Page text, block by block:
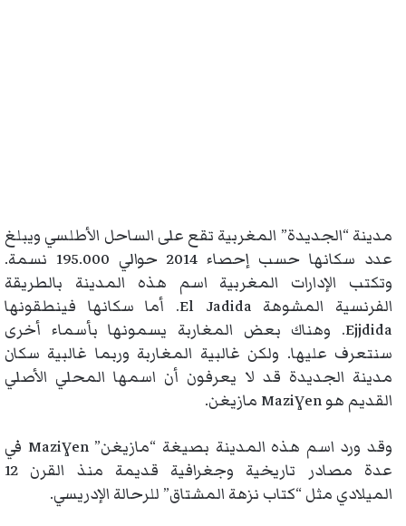
مدينة “الجديدة” المغربية تقع على الساحل الأطلسي ويبلغ
عدد سكانها حسب إحصاء 2014 حوالي 195.000 نسمة.
وتكتب الإدارات المغربية اسم هذه المدينة بالطريقة
الفرنسية المشوهة El Jadida. أما سكانها فينطقونها
Ejjdida. وهناك بعض المغاربة يسمونها بأسماء أخرى
سنتعرف عليها. ولكن غالبية المغاربة وربما غالبية سكان
مدينة الجديدة قد لا يعرفون أن اسمها المحلي الأصلي
القديم هو Maziɣen مازيغن.
وقد ورد اسم هذه المدينة بصيغة “مازيغن” Maziɣen في
عدة مصادر تاريخية وجغرافية قديمة منذ القرن 12
الميلادي مثل “كتاب نزهة المشتاق” للرحالة الإدريسي.